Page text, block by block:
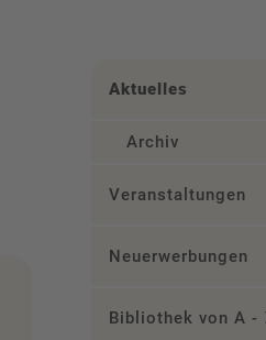
Aktuelles
Archiv
Veranstaltungen
Neuerwerbungen
Bibliothek von A -